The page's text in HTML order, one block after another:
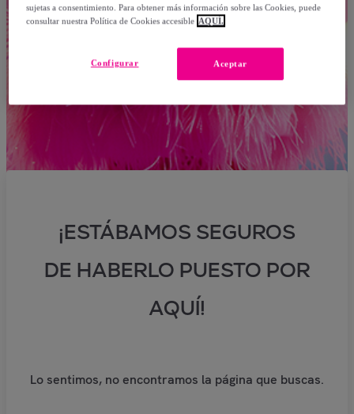
¡ESTÁBAMOS SEGUROS
DE HABERLO PUESTO POR
AQUÍ!
Lo sentimos, no encontramos la página que buscas.
sujetas a consentimiento. Para obtener más información sobre las Cookies, puede
consultar nuestra Política de Cookies accesible AQUÍ.
Aceptar
Configurar